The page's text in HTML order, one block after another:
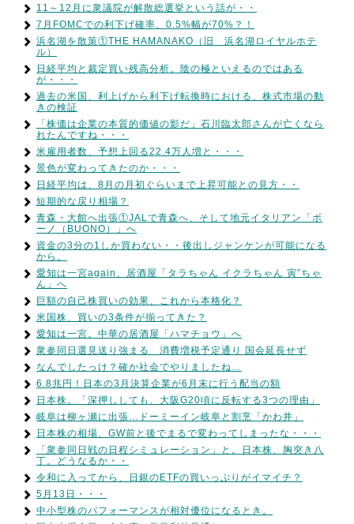
11～12月に衆議院が解散総選挙という話が・・
7月FOMCでの利下げ確率、0.5%幅が70%？！
浜名湖を散策①THE HAMANAKO（旧 浜名湖ロイヤルホテ
ル）
日経平均と裁定買い残高分析。陰の極といえるのではある
が・・・
過去の米国、利上げから利下げ転換時における、株式市場の動
きの検証
「株価は企業の本質的価値の影だ」石川臨太郎さんが亡くなら
れたんですね・・・
米雇用者数、予想上回る22.4万人増と・・・
景色が変わってきたのか・・・
日経平均は、8月の月初ぐらいまで上昇可能との見方・・
短期的な戻り相場？
青森・大館へ出張①JALで青森へ、そして地元イタリアン「ボ
ーノ（BUONO）」へ
資金の3分の1しか買わない・・後出しジャンケンが可能になる
から。
愛知は一宮again、居酒屋「タラちゃん イクラちゃん 寅”ちゃ
ん」へ
巨額の自己株買いの効果、これから本格化？
米国株、買いの3条件が揃ってきた？
愛知は一宮。中華の居酒屋「ハマチョウ」へ
衆参同日選見送り強まる 消費増税予定通り 国会延長せず
なんでしたっけ？確か社会でやりましたね…
6.8兆円！日本の3月決算企業が6月末に行う配当の額
日本株。「深押ししても、大阪G20頃に反転する3つの理由」
岐阜は柳ヶ瀬に出張…ドーミーイン岐阜と割烹「かわ井」
日本株の相場、GW前と後でまるで変わってしまったな・・・
「衆参同日戦の日程シミュレーション」と。日本株、胸突き八
丁。どうなるか・・
令和に入ってから、日銀のETFの買いっぷりがイマイチ？
5月13日・・・
中小型株のパフォーマンスが相対優位になるとき。